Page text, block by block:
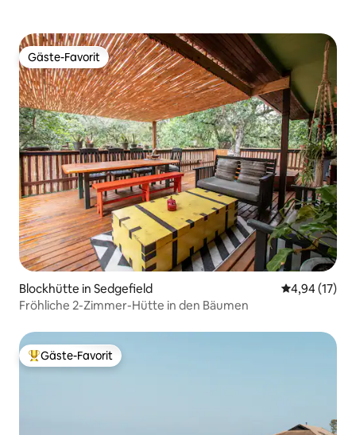
Gäste-Favorit
Gäste-Favorit
Blockhütte in Sedgefield
4,94 (17)
Fröhliche 2-Zimmer-Hütte in den Bäumen
Beliebter Gäste-Favorit.
Gäste-Favorit